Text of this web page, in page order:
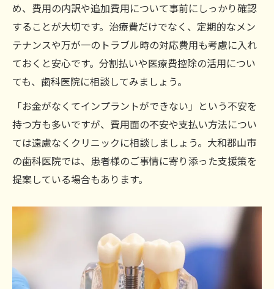
め、費用の内訳や追加費用について事前にしっかり確認
することが大切です。治療費だけでなく、定期的なメン
テナンスや万が一のトラブル時の対応費用も考慮に入れ
ておくと安心です。分割払いや医療費控除の活用につい
ても、歯科医院に相談してみましょう。
「お金がなくてインプラントができない」という不安を
持つ方も多いですが、費用面の不安や支払い方法につい
ては遠慮なくクリニックに相談しましょう。大和郡山市
の歯科医院では、患者様のご事情に寄り添った支援策を
提案している場合もあります。